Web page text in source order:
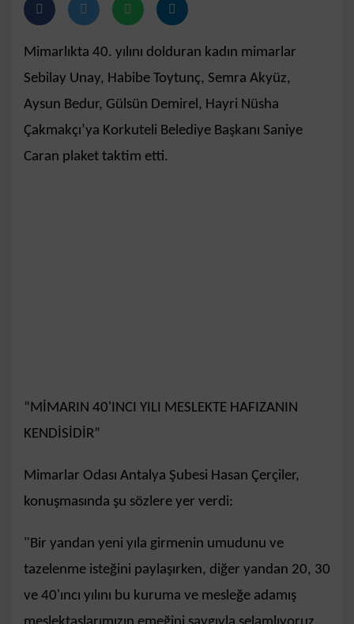
Mimarlıkta 40. yılını dolduran kadın mimarlar
Sebilay Unay, Habibe Toytunç, Semra Akyüz,
Aysun Bedur, Gülsün Demirel, Hayri Nüsha
Çakmakçı’ya Korkuteli Belediye Başkanı Saniye
Caran plaket taktim etti.
“MİMARIN 40'INCI YILI MESLEKTE HAFIZANIN
KENDİSİDİR”
Mimarlar Odası Antalya Şubesi Hasan Çerçiler,
konuşmasında şu sözlere yer verdi:
"Bir yandan yeni yıla girmenin umudunu ve
tazelenme isteğini paylaşırken, diğer yandan 20, 30
ve 40'ıncı yılını bu kuruma ve mesleğe adamış